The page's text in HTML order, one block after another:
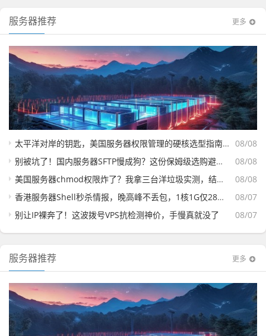
服务器推荐 更多
08/08
太平洋对岸的钥匙，美国服务器权限管理的硬核选型指南—从root到sudo的生存法则
08/08
别被坑了！国内服务器SFTP慢成狗？这份保姆级选购避坑指南，看完直接上车
08/08
美国服务器chmod权限炸了？我拿三台洋垃圾实测，结果有点意外
08/07
香港服务器Shell秒杀情报，晚高峰不丢包，1核1G仅28元/月，手慢无！
08/07
别让IP裸奔了！这波拨号VPS抗检测神价，手慢真就没了
服务器推荐 更多